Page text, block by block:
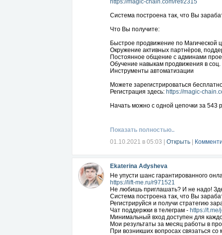
https://magic-chain.com/ref/2315
Система построена так, что Вы
Что Вы получите:
Быстрое продвижение по Магической
Окружение активных партнёров,
Постоянное общение с админами
Обучение навыкам продвижения в
Инструменты автоматизации
Можете зарегистрироваться
Регистрация здесь: https://magic-
Начать можно с одной цепочки за 543
https://vk.com/uspehk
Показать полностью..
01.10.2021 в 05:03
Открыть
Ekaterina Adysheva
Не упусти шанс гарантированного
https://lift-me.ru/r971521
Не любишь приглашать? И не надо!
Система построена так, что Вы
Регистрируйся и получи стратегию
Чат поддержки в телеграм - https://
Минимальный вход доступен для
Мои результаты за месяц работы в
При возникших вопросах связаться со